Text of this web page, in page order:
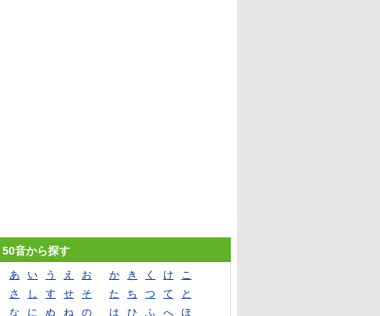
50音から探す
あ い う え お か き く け
こ
さ
し す せ そ た ち つ て
と
な
に ぬ ね の は ひ ふ へ
ほ